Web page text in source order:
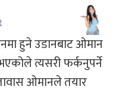
हुने उडानबाट ओमान
त्यसरी फर्कनुपर्ने
ओमानले तयार